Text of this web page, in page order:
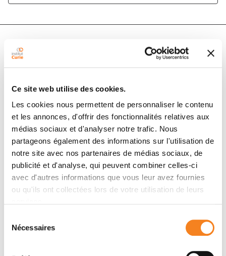
Ce site web utilise des cookies.
Les cookies nous permettent de personnaliser le contenu
et les annonces, d'offrir des fonctionnalités relatives aux
médias sociaux et d'analyser notre trafic. Nous
partageons également des informations sur l'utilisation de
notre site avec nos partenaires de médias sociaux, de
publicité et d'analyse, qui peuvent combiner celles-ci
avec d'autres informations que vous leur avez fournies
ou qu'ils ont collectées lors de votre utilisation de leurs
Nécessaires
Auteurs
Hélène Lazareth, Olivia Lenoir, Florian Garo, Angélique
Rocha, Isabelle Giscos-Douriez, May Fayad,
Nasreddine Saidi, Léa Guyonnet, Alexandre Karras,
Marcus J. Moeller, Carole Hénique-Gréciet, Maria-
Christina Zennaro, Sheerazed Boulkroun, Pierre-Louis
Tharaux
Membres